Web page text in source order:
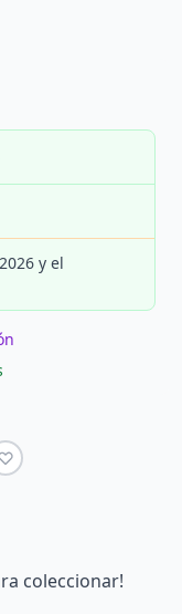
y el
coleccionar!